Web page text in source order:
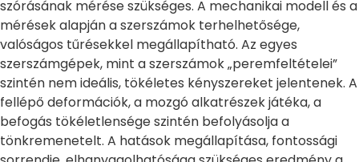
szórásának mérése szükséges. A mechanikai modell és a
mérések alapján a szerszámok terhelhetősége,
valóságos tűrésekkel megállapítható. Az egyes
szerszámgépek, mint a szerszámok „peremfeltételei”
szintén nem ideális, tökéletes kényszereket jelentenek. A
fellépő deformációk, a mozgó alkatrészek játéka, a
befogás tökéletlensége szintén befolyásolja a
tönkremenetelt. A hatások megállapítása, fontossági